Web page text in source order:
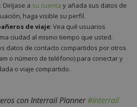
: Diríjase a su cuenta y añada sus datos de
haga visible su perfil.
de viaje: Vea qué usuarios
ciudad al mismo tiempo que usted.
datos de contacto compartidos por otros
o número de teléfono) para conectar y
o viaje compartido.
con Interrail Planner#interrail